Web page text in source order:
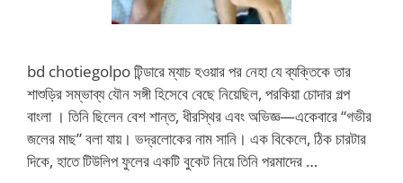
bd chotiegolpo টিন্ডারে ম্যাচ হওয়ার পর নেহা যে ব্যক্তিকে তার
শাশুড়ির সম্ভাব্য যৌন সঙ্গী হিসেবে বেছে নিয়েছিল, পরকিয়া চোদার গল্প
বাংলা । তিনি ছিলেন বেশ শান্ত, ধীরস্থির এবং অভিজ্ঞ—একেবারে “গভীর
জলের মাছ” বলা যায়। ভদ্রলোকের নাম সানি। এক বিকেলে, ঠিক চারটার
দিকে, হাতে টিউলিপ ফুলের একটি বুকেট নিয়ে তিনি পরমাদের …